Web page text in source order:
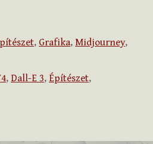
, Grafika,Midjourney,
, Dall-E 3, Építészet,